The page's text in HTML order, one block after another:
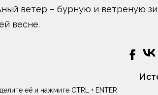
ветер – бурную и ветреную
весне.
её и нажмите CTRL + ENTER